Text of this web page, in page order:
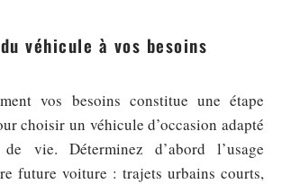
véhicule à vos besoins
vos besoins constitue une étape
choisir un véhicule d’occasion adapté
vie. Déterminez d’abord l’usage
future voiture : trajets urbains courts,